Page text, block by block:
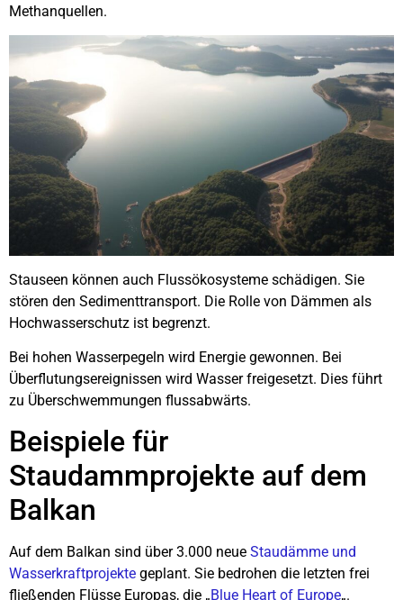
Methanquellen.
Stauseen können auch Flussökosysteme schädigen. Sie
stören den Sedimenttransport. Die Rolle von Dämmen als
Hochwasserschutz ist begrenzt.
Bei hohen Wasserpegeln wird Energie gewonnen. Bei
Überflutungsereignissen wird Wasser freigesetzt. Dies führt
zu Überschwemmungen flussabwärts.
Beispiele für
Staudammprojekte auf dem
Balkan
Auf dem Balkan sind über 3.000 neue Staudämme und
Wasserkraftprojekte geplant. Sie bedrohen die letzten frei
fließenden Flüsse Europas, die „Blue Heart of Europe„.